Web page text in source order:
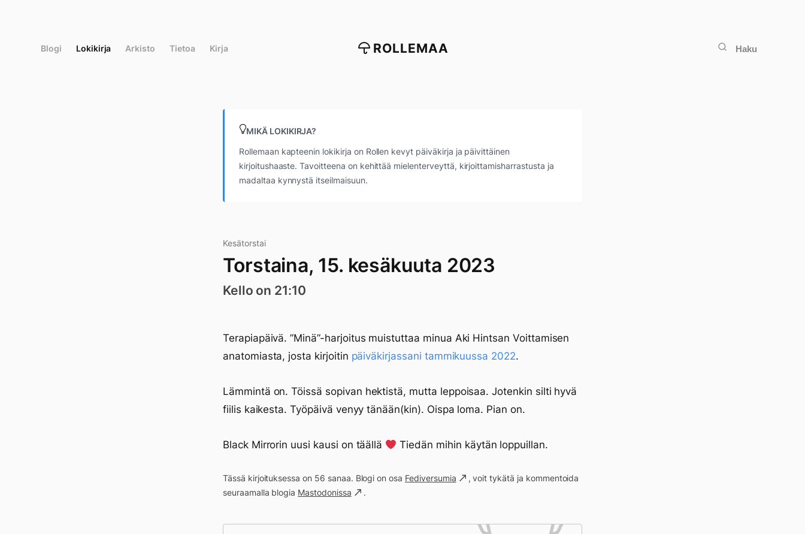
Blogi Lokikirja Arkisto Tietoa Kirja ROLLEMAA Haku
MIKÄ LOKIKIRJA?
Rollemaan kapteenin lokikirja on Rollen kevyt päiväkirja ja päivittäinen
kirjoitushaaste. Tavoitteena on kehittää mielenterveyttä, kirjoittamisharrastusta ja
madaltaa kynnystä itseilmaisuun.
Kesätorstai
Torstaina, 15. kesäkuuta 2023
Kello on 21:10
Terapiapäivä. ”Minä”-harjoitus muistuttaa minua Aki Hintsan Voittamisen
anatomiasta, josta kirjoitin päiväkirjassani tammikuussa 2022.
Lämmintä on. Töissä sopivan hektistä, mutta leppoisaa. Jotenkin silti hyvä
fiilis kaikesta. Työpäivä venyy tänään(kin). Oispa loma. Pian on.
Black Mirrorin uusi kausi on täällä Tiedän mihin käytän loppuillan.
Tässä kirjoituksessa on 56 sanaa. Blogi on osa Fediversumia
, voit tykätä ja kommentoida
seuraamalla blogia Mastodonissa .